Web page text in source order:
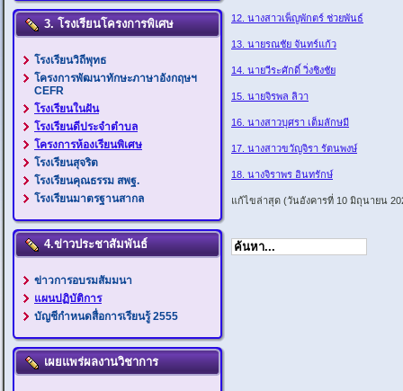
3. โรงเรียนโครงการพิเศษ
โรงเรียนวิถีพุทธ
โครงการพัฒนาทักษะภาษาอังกฤษฯ
CEFR
โรงเรียนในฝัน
โรงเรียนดีประจำตำบล
โครงการห้องเรียนพิเศษ
โรงเรียนสุจริต
โรงเรียนคุณธรรม สพฐ.
โรงเรียนมาตรฐานสากล
4.ข่าวประชาสัมพันธ์
ข่าวการอบรมสัมมนา
แผนปฏิบัติการ
บัญชีกำหนดสื่อการเรียนรู้ 2555
เผยแพร่ผลงานวิชาการ
12. นางสาวเพ็ญพักตร์ ช่วยพันธ์
13. นายรณชัย จันทร์แก้ว
14. นายวีระศักดิ์ วิ่งชิงชัย
15. นายจิรพล ลิวา
16. นางสาวบุศรา เต็มลักษมี
17. นางสาวขวัญจิรา รัตนพงษ์
18. นางจิราพร อินทรักษ์
แก้ไขล่าสุด (วันอังคารที่ 10 มิถุนายน